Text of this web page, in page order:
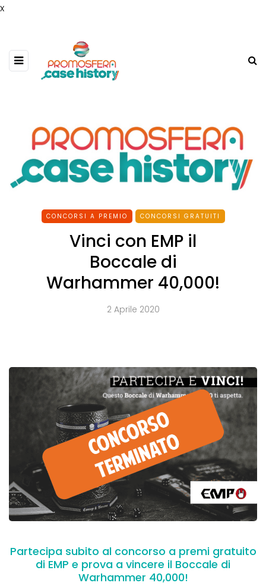
x
CONCORSI A PREMIO CONCORSI GRATUITI
Vinci con EMP il
Boccale di
Warhammer 40,000!
2 Aprile 2020
Partecipa subito al concorso a premi gratuito
di EMP e prova a vincere il Boccale di
Warhammer 40,000!